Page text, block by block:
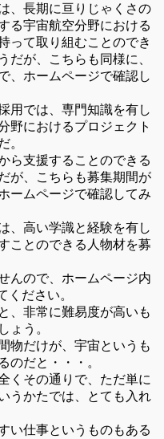
、長期に亘りじゃくさの
る宇宙航空分野における
って取り組むことのでき
だが、こちらも同様に、
、ホームページで確認し
用では、専門知識を有し
野におけるプロジェクト
。
ら支援することのできる
が、こちらも募集期間が
ームページで確認してみ
、高い学識と経験を有し
ことのできる人物材を募
んので、ホームページ内
ください。
、非常に難易度が高いも
ょう。
物だけが、宇宙というも
のだと・・・。
くその通りで、ただ単に
うかたでは、とても入れ
い仕事というものもある